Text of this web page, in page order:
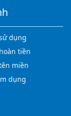
dụng
tiền
miền
dụng